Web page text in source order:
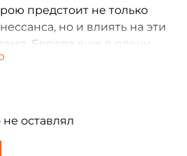
предстоит не только
но и влиять на эти
Европа еще в плену
мешает герою
недеяния.
оставлял